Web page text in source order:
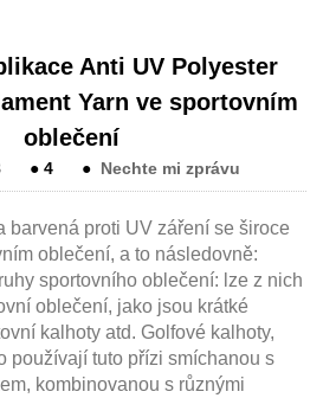
Anti UV Polyester
Yarn ve sportovním
oblečení
●4 ● Nechte mi zprávu
barvená proti UV záření se široce
oblečení, a to následovně:
sportovního oblečení: lze z nich
oblečení, jako jsou krátké
kalhoty atd. Golfové kalhoty,
používají tuto přízi smíchanou s
kombinovanou s různými